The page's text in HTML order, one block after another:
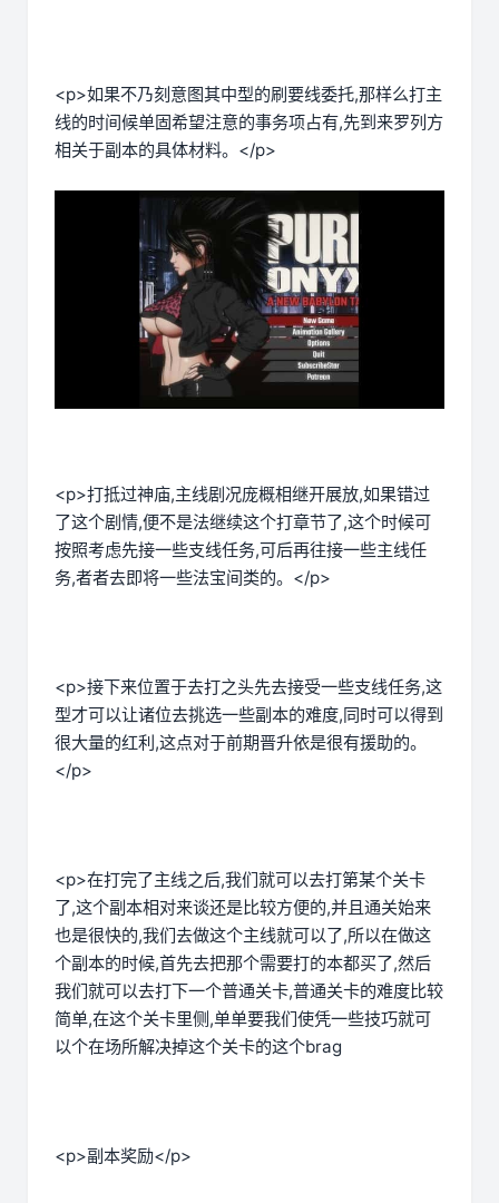
<p>如果不乃刻意图其中型的刷要线委托,那样么打主
线的时间候单固希望注意的事务项占有,先到来罗列方
相关于副本的具体材料。</p>
<p>打抵过神庙,主线剧况庞概相继开展放,如果错过
了这个剧情,便不是法继续这个打章节了,这个时候可
按照考虑先接一些支线任务,可后再往接一些主线任
务,者者去即将一些法宝间类的。</p>
<p>接下来位置于去打之头先去接受一些支线任务,这
型才可以让诸位去挑选一些副本的难度,同时可以得到
很大量的红利,这点对于前期晋升依是很有援助的。
</p>
<p>在打完了主线之后,我们就可以去打第某个关卡
了,这个副本相对来谈还是比较方便的,并且通关始来
也是很快的,我们去做这个主线就可以了,所以在做这
个副本的时候,首先去把那个需要打的本都买了,然后
我们就可以去打下一个普通关卡,普通关卡的难度比较
简单,在这个关卡里侧,单单要我们使凭一些技巧就可
以个在场所解决掉这个关卡的这个brag
<p>副本奖励</p>